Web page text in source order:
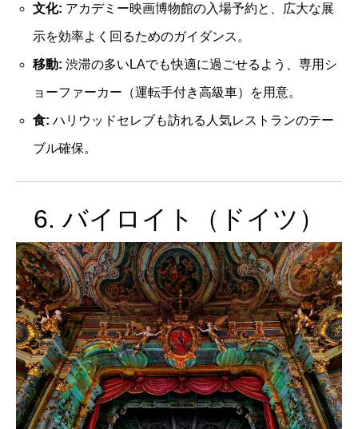
文化: アカデミー映画博物館の入場予約と、広大な展
示を効率よく回るためのガイダンス。
移動: 渋滞の多いLAでも快適に過ごせるよう、専用シ
ョーファーカー（運転手付き高級車）を用意。
食: ハリウッドセレブも訪れる人気レストランのテー
ブル確保。
6. バイロイト（ドイツ）